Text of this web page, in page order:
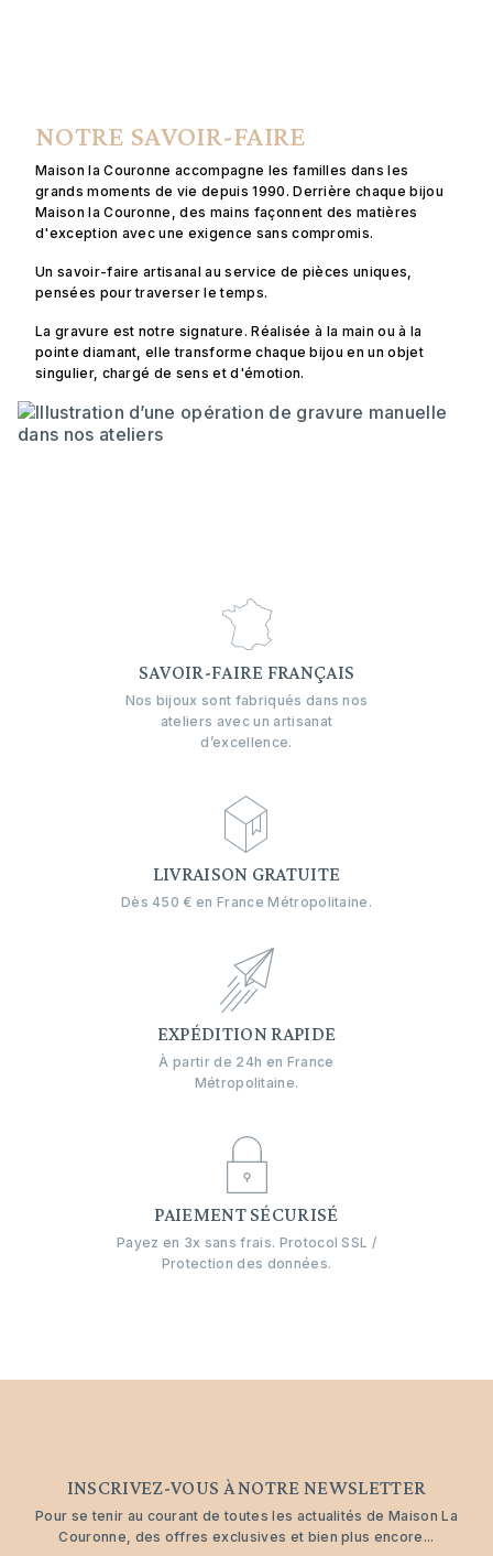
NOTRE SAVOIR-FAIRE
Maison la Couronne accompagne les familles dans les
grands moments de vie depuis 1990. Derrière chaque bijou
Maison la Couronne, des mains façonnent des matières
d'exception avec une exigence sans compromis.
Un savoir-faire artisanal au service de pièces uniques,
pensées pour traverser le temps.
La gravure est notre signature. Réalisée à la main ou à la
pointe diamant, elle transforme chaque bijou en un objet
singulier, chargé de sens et d'émotion.
SAVOIR-FAIRE FRANÇAIS
Nos bijoux sont fabriqués dans nos
ateliers avec un artisanat
d’excellence.
LIVRAISON GRATUITE
Dès 450 € en France Métropolitaine.
EXPÉDITION RAPIDE
À partir de 24h en France
Métropolitaine.
PAIEMENT SÉCURISÉ
Payez en 3x sans frais. Protocol SSL /
Protection des données.
INSCRIVEZ-VOUS À NOTRE NEWSLETTER
Pour se tenir au courant de toutes les actualités de Maison La
Couronne, des offres exclusives et bien plus encore...